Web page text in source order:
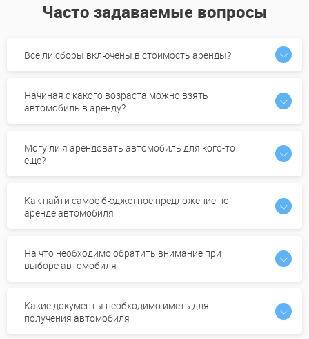
Часто задаваемые вопросы
Все ли сборы включены в стоимость аренды?
Начиная с какого возраста можно взять
автомобиль в аренду?
Могу ли я арендовать автомобиль для кого-то
еще?
Как найти самое бюджетное предложение по
аренде автомобиля
На что необходимо обратить внимание при
выборе автомобиля
Какие документы необходимо иметь для
получения автомобиля